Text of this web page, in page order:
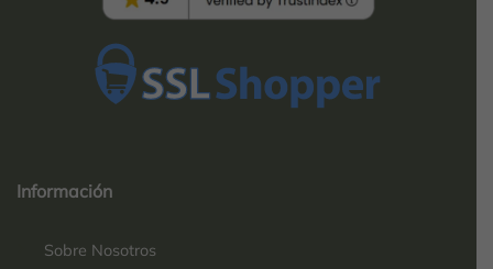
2025-
Información
Sobre Nosotros